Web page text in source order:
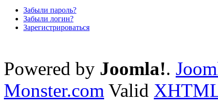
Забыли пароль?
Забыли логин?
Зарегистрироваться
Powered by Joomla!.
Monster.com Valid